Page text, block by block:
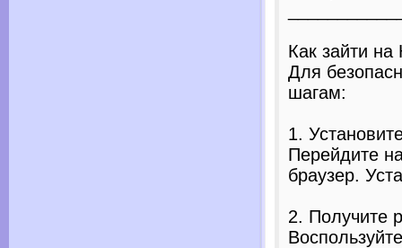
Как зайти на
Для
шагам:
1.
Перейдите
браузер.
2. Получите